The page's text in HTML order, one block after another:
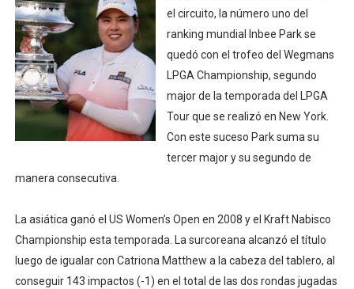
Máxima celebración en el último Impact! con Jason
Mundial de esgrima 2026 (Hong Kong) - La delegación
Raquel Rodriguez es la nueva monarca
Athletes Unlimited Softball League 2026 - Las Utah
Mundial de piragüismo slalom 2026 (Oklahoma City,
Mundial de Fórmula 1 2026 - Lando Norris consigue
Copa del Mundo femenina 2026 - Estados Unidos
el circuito, la número uno del
ranking mundial Inbee Park se
quedó con el trofeo del Wegmans
LPGA Championship, segundo
major de la temporada del LPGA
Tour que se realizó en New York.
Con este suceso Park suma su
tercer major y su segundo de
manera consecutiva.
La asiática ganó el US Women’s Open en 2008 y el Kraft Nabisco
Championship esta temporada. La surcoreana alcanzó el título
luego de igualar con Catriona Matthew a la cabeza del tablero, al
conseguir 143 impactos (-1) en el total de las dos rondas jugadas